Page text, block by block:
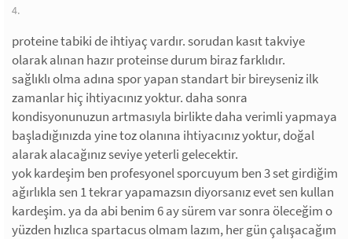
4.
proteine tabiki de ihtiyaç vardır. sorudan kasıt takviye
olarak alınan hazır proteinse durum biraz farklıdır.
sağlıklı olma adına spor yapan standart bir bireyseniz ilk
zamanlar hiç ihtiyacınız yoktur. daha sonra
kondisyonunuzun artmasıyla birlikte daha verimli yapmaya
başladığınızda yine toz olanına ihtiyacınız yoktur, doğal
alarak alacağınız seviye yeterli gelecektir.
yok kardeşim ben profesyonel sporcuyum ben 3 set girdiğim
ağırlıkla sen 1 tekrar yapamazsın diyorsanız evet sen kullan
kardeşim. ya da abi benim 6 ay sürem var sonra öleceğim o
yüzden hızlıca spartacus olmam lazım, her gün çalışacağım